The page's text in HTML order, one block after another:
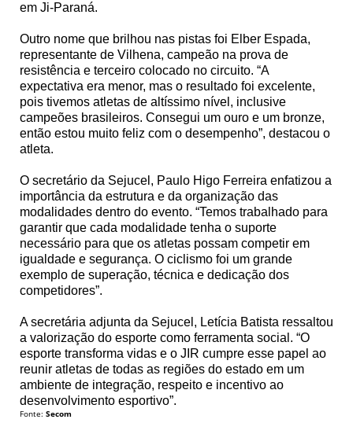
em Ji-Paraná.
Outro nome que brilhou nas pistas foi Elber Espada,
representante de Vilhena, campeão na prova de
resistência e terceiro colocado no circuito. “A
expectativa era menor, mas o resultado foi excelente,
pois tivemos atletas de altíssimo nível, inclusive
campeões brasileiros. Consegui um ouro e um bronze,
então estou muito feliz com o desempenho”, destacou o
atleta.
O secretário da Sejucel, Paulo Higo Ferreira enfatizou a
importância da estrutura e da organização das
modalidades dentro do evento. “Temos trabalhado para
garantir que cada modalidade tenha o suporte
necessário para que os atletas possam competir em
igualdade e segurança. O ciclismo foi um grande
exemplo de superação, técnica e dedicação dos
competidores”.
A secretária adjunta da Sejucel, Letícia Batista ressaltou
a valorização do esporte como ferramenta social. “O
esporte transforma vidas e o JIR cumpre esse papel ao
reunir atletas de todas as regiões do estado em um
ambiente de integração, respeito e incentivo ao
desenvolvimento esportivo”.
Fonte: Secom